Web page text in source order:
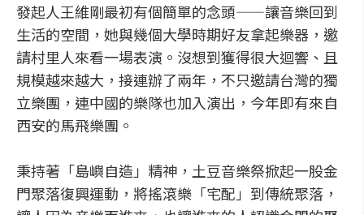
發起人王維剛最初有個簡單的念頭——讓音樂回到
生活的空間，她與幾個大學時期好友拿起樂器，邀
請村里人來看一場表演。沒想到獲得很大迴響、且
規模越來越大，接連辦了兩年，不只邀請台灣的獨
立樂團，連中國的樂隊也加入演出，今年即有來自
西安的馬飛樂團。
秉持著「島嶼自造」精神，土豆音樂祭掀起一股金
門聚落復興運動，將搖滾樂「宅配」到傳統聚落，